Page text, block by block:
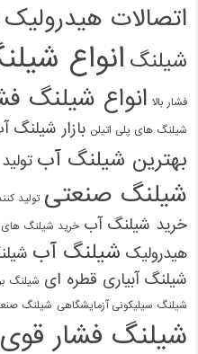
اتصالات هیدرولیک
شیلنگ انواع
فشار بالا انواع شیلنگ
شیلنگ های پلی اتیلن بازار شیلنگ
بهترین شیلنگ آب
شیلنگ صنعتی تولید
خرید شیلنگ آب خرید شیلنگ های
هیدرولیک شیلنگ آب
شیلنگ آبیاری قطره ای شیلنگ
شیلنگ سیلیکونی آزمایشگاهی شیلنگ
شیلنگ فشار